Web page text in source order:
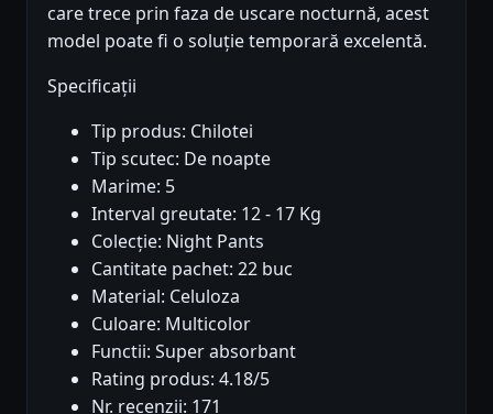
care trece prin faza de uscare nocturnă, acest
model poate fi o soluție temporară excelentă.
Specificații
Tip produs: Chilotei
Tip scutec: De noapte
Marime: 5
Interval greutate: 12 - 17 Kg
Colecție: Night Pants
Cantitate pachet: 22 buc
Material: Celuloza
Culoare: Multicolor
Functii: Super absorbant
Rating produs: 4.18/5
Nr. recenzii: 171